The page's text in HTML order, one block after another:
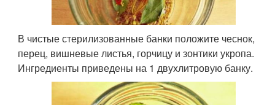
В чистые стерилизованные банки положите чеснок,
перец, вишневые листья, горчицу и зонтики укропа.
Ингредиенты приведены на 1 двухлитровую банку.